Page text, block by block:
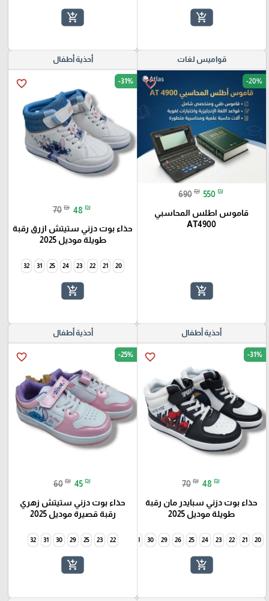
add_shopping_cart
add_shopping_cart
قواميس لغات
favorite_border -20%
690 ₪ 550 ₪
قاموس اطلس المحاسبي
AT4900
add_shopping_cart
أحذية أطفال
favorite_border -31%
70 ₪ 48 ₪
حذاء بوت دزني ستيتش ازرق رقبة
طويلة موديل 2025
20
21
22
23
24
25
31
32
add_shopping_cart
أحذية أطفال
favorite_border -31%
70 ₪ 48 ₪
حذاء بوت دزني سبايدر مان رقبة
طويلة موديل 2025
20
21
22
23
24
25
26
29
30
31
33
34
add_shopping_cart
أحذية أطفال
favorite_border -25%
60 ₪ 45 ₪
حذاء بوت دزني ستيتش زهري
رقبة قصيرة موديل 2025
22
23
25
29
30
31
32
add_shopping_cart